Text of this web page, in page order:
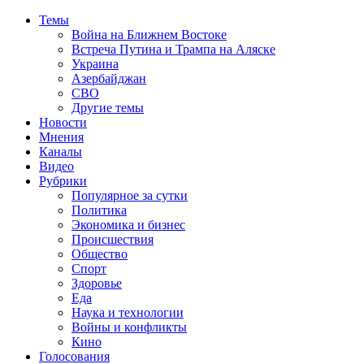
Темы
Война на Ближнем Востоке
Встреча Путина и Трампа на Аляске
Украина
Азербайджан
СВО
Другие темы
Новости
Мнения
Каналы
Видео
Рубрики
Популярное за сутки
Политика
Экономика и бизнес
Происшествия
Общество
Спорт
Здоровье
Еда
Наука и технологии
Войны и конфликты
Кино
Голосования